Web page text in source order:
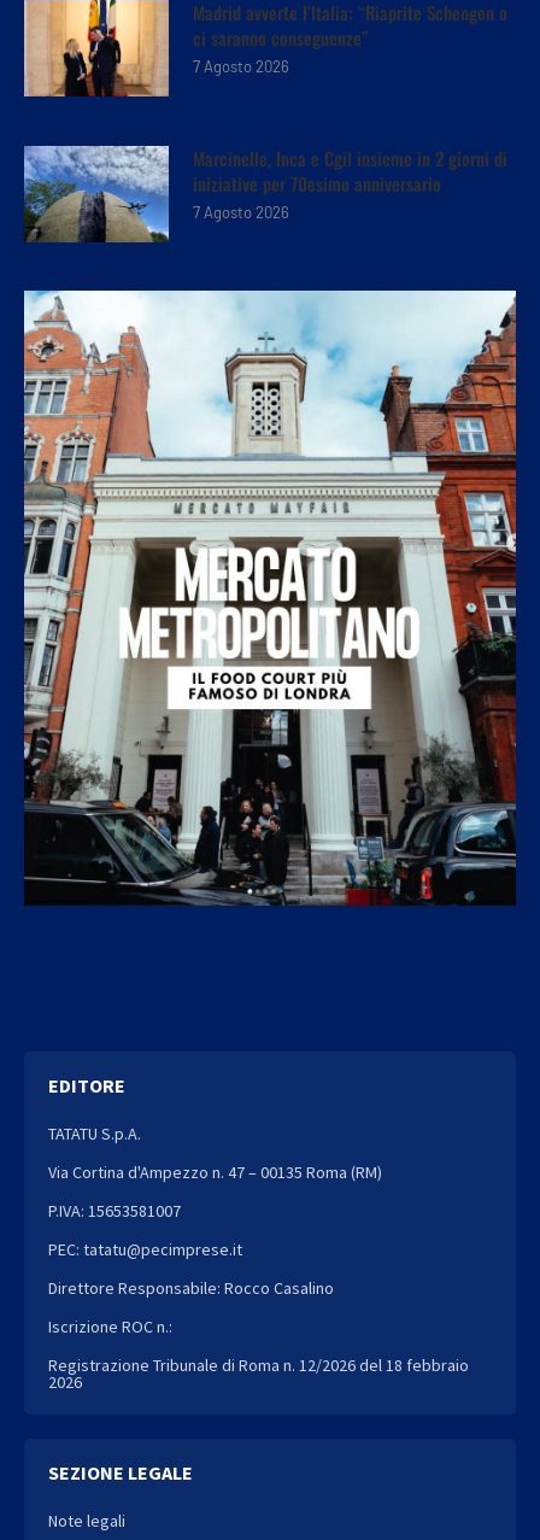
Madrid avverte l’Italia: “Riaprite Schengen o
ci saranno conseguenze”
7 Agosto 2026
Marcinelle, Inca e Cgil insieme in 2 giorni di
iniziative per 70esimo anniversario
7 Agosto 2026
EDITORE
TATATU S.p.A.
Via Cortina d'Ampezzo n. 47 – 00135 Roma (RM)
P.IVA: 15653581007
PEC: tatatu@pecimprese.it
Direttore Responsabile: Rocco Casalino
Iscrizione ROC n.:
Registrazione Tribunale di Roma n. 12/2026 del 18 febbraio
2026
SEZIONE LEGALE
Note legali